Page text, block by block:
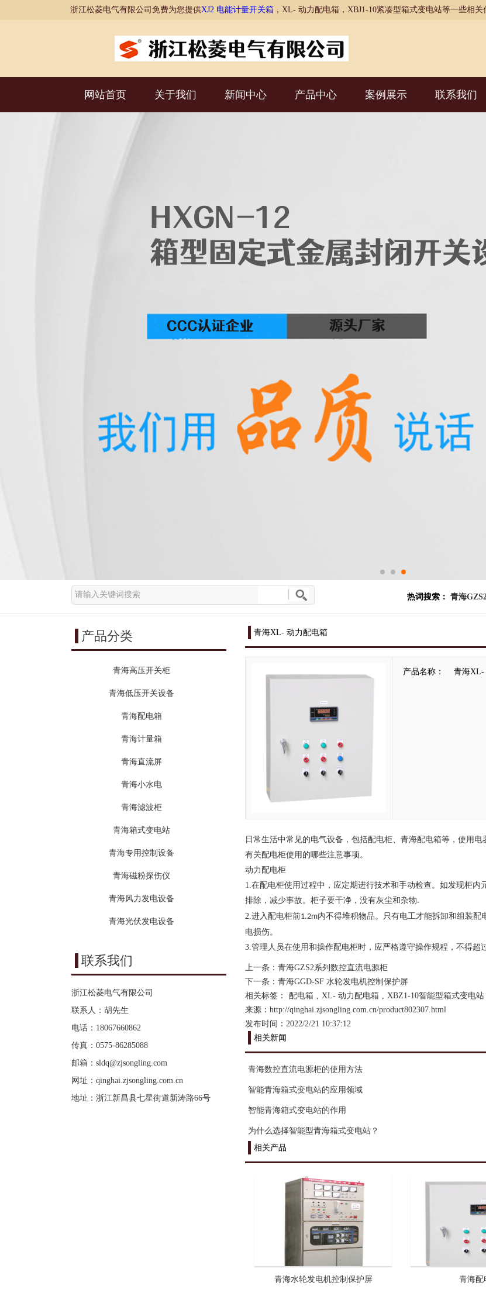
浙江松菱电气有限公司免费为您提供XJ2 电能计量开关箱 ，XL- 动力配电箱，XBJ1-10紧凑型箱式变电站等一些相
网站首页 关于我们 新闻中心 产品中心 案例展示 联系我们
热词搜索： 青海
产品分类
青海高压开关柜
青海低压开关设备
青海配电箱
青海计量箱
青海直流屏
青海小水电
青海滤波柜
青海箱式变电站
青海专用控制设备
青海磁粉探伤仪
青海风力发电设备
青海光伏发电设备
联系我们
浙江松菱电气有限公司
联系人：胡先生
电话：18067660862
传真：0575-86285088
邮箱： sldq@zjsongling.com
网址： qinghai.zjsongling.com.cn
地址：浙江新昌县七星街道新涛路66号
青海XL- 动力配电箱
产品名称： 青海XL-
日常生活中常见的电气设备，包括配电柜、 青海配电箱等，使用电
有关配电柜使用的哪些注意事项。
动力配电柜
1.在配电柜使用过程中，应定期进行技术和手动检查。如发现柜
排除，减少事故。柜子要干净，没有灰尘和杂物.
2.进入配电柜前1.2m内不得堆积物品。只有电工才能拆卸和组装
电损伤。
3.管理人员在使用和操作配电柜时，应严格遵守操作规程，不得超
上一条： 青海GZS2系列数控直流电源柜
下一条： 青海GGD-SF 水轮发电机控制保护屏
相关标签：
配电箱 , XL- 动力配电箱 , XBZ1-10智能型箱式变电站
来源：http://qinghai.zjsongling.com.cn/product802307.html
发布时间：2022/2/21 10:37:12
相关新闻
青海数控直流电源柜的使用方法
智能青海箱式变电站的应用领域
智能青海箱式变电站的作用
为什么选择智能型青海箱式变电站？
相关产品
青海水轮发电机控制保护屏 青海配